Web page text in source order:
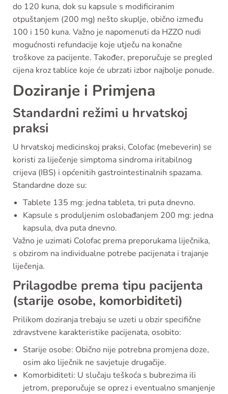
do 120 kuna, dok su kapsule s modificiranim
otpuštanjem (200 mg) nešto skuplje, obično između
100 i 150 kuna. Važno je napomenuti da HZZO nudi
mogućnosti refundacije koje utječu na konačne
troškove za pacijente. Također, preporučuje se pregled
cijena kroz tablice koje će ubrzati izbor najbolje ponude.
Doziranje i Primjena
Standardni režimi u hrvatskoj
praksi
U hrvatskoj medicinskoj praksi, Colofac (mebeverin) se
koristi za liječenje simptoma sindroma iritabilnog
crijeva (IBS) i općenitih gastrointestinalnih spazama.
Standardne doze su:
Tablete 135 mg: jedna tableta, tri puta dnevno.
Kapsule s produljenim oslobađanjem 200 mg: jedna
kapsula, dva puta dnevno.
Važno je uzimati Colofac prema preporukama liječnika,
s obzirom na individualne potrebe pacijenata i trajanje
liječenja.
Prilagodbe prema tipu pacijenta
(starije osobe, komorbiditeti)
Prilikom doziranja trebaju se uzeti u obzir specifične
zdravstvene karakteristike pacijenata, osobito:
Starije osobe: Obično nije potrebna promjena doze,
osim ako liječnik ne savjetuje drugačije.
Komorbiditeti: U slučaju teškoća s bubrezima ili
jetrom, preporučuje se oprez i eventualno smanjenje